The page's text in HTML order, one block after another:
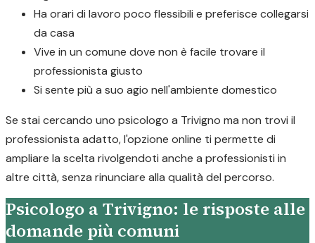
Ha orari di lavoro poco flessibili e preferisce collegarsi
da casa
Vive in un comune dove non è facile trovare il
professionista giusto
Si sente più a suo agio nell'ambiente domestico
Se stai cercando uno psicologo a Trivigno ma non trovi il
professionista adatto, l'opzione online ti permette di
ampliare la scelta rivolgendoti anche a professionisti in
altre città, senza rinunciare alla qualità del percorso.
Psicologo a Trivigno: le risposte alle
domande più comuni